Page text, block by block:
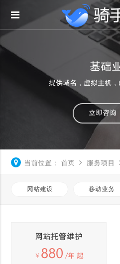
基础
提供域名，虚拟主机
立即咨
当前位置： 首页 服务项目
网站建设 移动业务
网站托管维护
￥ 880 /年 起